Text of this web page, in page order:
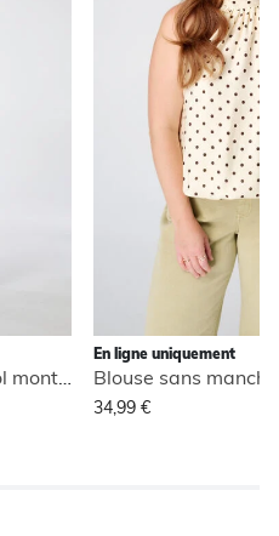
En ligne uniquement
34,99 €